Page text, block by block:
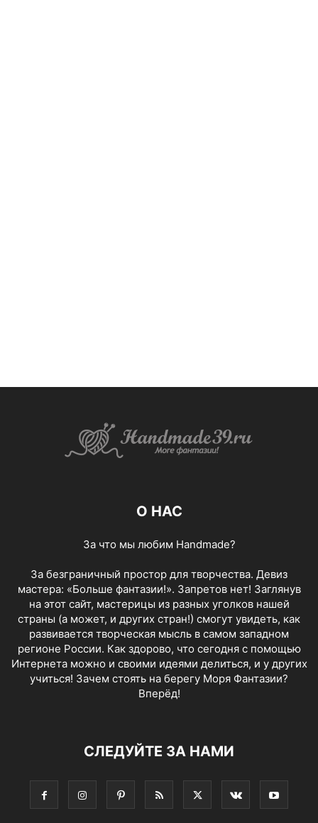
О НАС
За что мы любим Handmade?
За безграничный простор для творчества. Девиз
мастера: «Больше фантазии!». Запретов нет! Заглянув
на этот сайт, мастерицы из разных уголков нашей
страны (а может, и других стран!) смогут увидеть, как
развивается творческая мысль в самом западном
регионе России. Как здорово, что сегодня с помощью
Интернета можно и своими идеями делиться, и у других
учиться! Зачем стоять на берегу Моря Фантазии?
Вперёд!
СЛЕДУЙТЕ ЗА НАМИ